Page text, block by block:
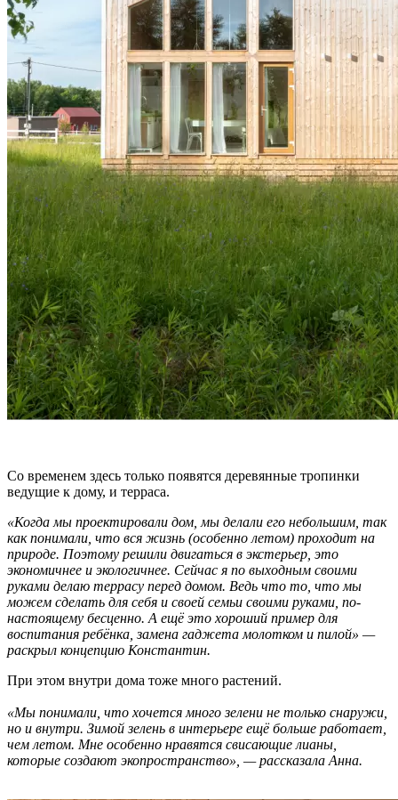
Со временем здесь только появятся деревянные тропинки
ведущие к дому, и терраса.
«Когда мы проектировали дом, мы делали его небольшим, так
как понимали, что вся жизнь (особенно летом) проходит на
природе. Поэтому решили двигаться в экстерьер, это
экономичнее и экологичнее. Сейчас я по выходным своими
руками делаю террасу перед домом. Ведь что то, что мы
можем сделать для себя и своей семьи своими руками, по-
настоящему бесценно. А ещё это хороший пример для
воспитания ребёнка, замена гаджета молотком и пилой» —
раскрыл концепцию Константин.
При этом внутри дома тоже много растений.
«Мы понимали, что хочется много зелени не только снаружи,
но и внутри. Зимой зелень в интерьере ещё больше работает,
чем летом. Мне особенно нравятся свисающие лианы,
которые создают экопространство», — рассказала Анна.